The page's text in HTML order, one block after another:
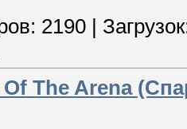
2190
The Arena